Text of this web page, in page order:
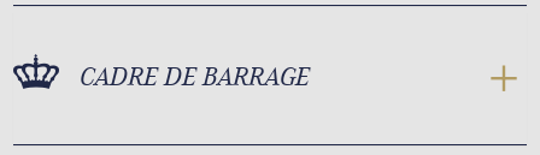
CADRE DE BARRAGE